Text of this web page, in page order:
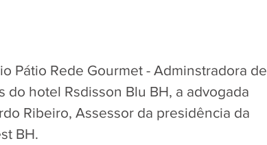
Pátio Rede Gourmet - Adminstradora de
hotel Rsdisson Blu BH, a advogada
Ribeiro, Assessor da presidência da
BH.